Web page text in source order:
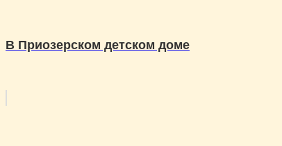
В Приозерском детском доме